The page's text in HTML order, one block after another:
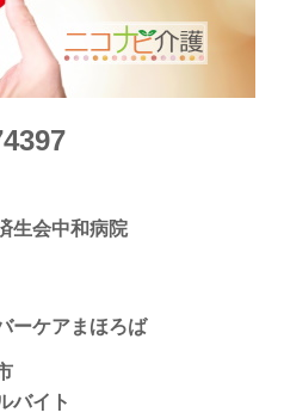
生会中和病院
ーケアまほろば
バイト